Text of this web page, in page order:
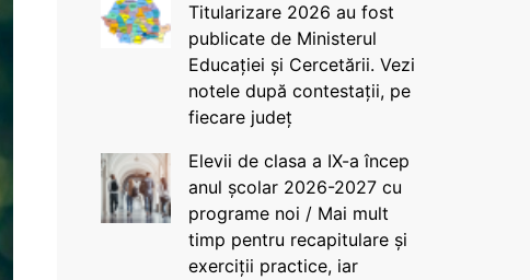
Titularizare 2026 au fost
publicate de Ministerul
Educației și Cercetării. Vezi
notele după contestații, pe
fiecare județ
Elevii de clasa a IX-a încep
anul școlar 2026-2027 cu
programe noi / Mai mult
timp pentru recapitulare și
exerciții practice, iar